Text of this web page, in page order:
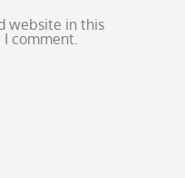
website in this
comment.